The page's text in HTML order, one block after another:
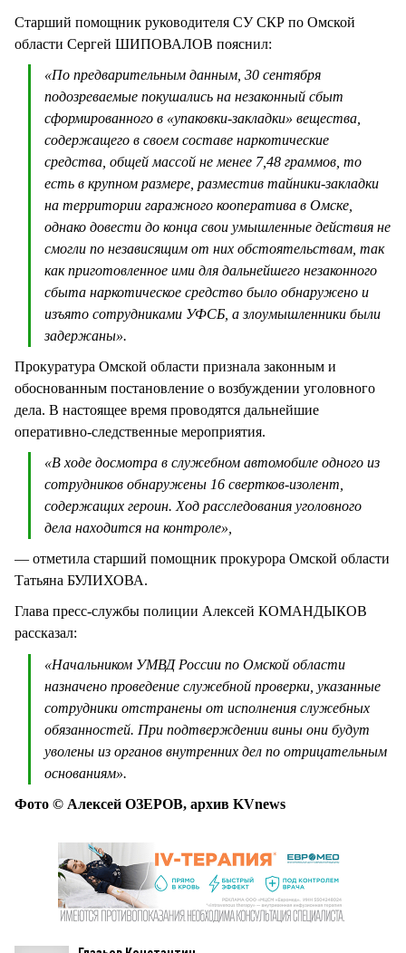
Старший помощник руководителя СУ СКР по Омской
области Сергей ШИПОВАЛОВ пояснил:
«По предварительным данным, 30 сентября
подозреваемые покушались на незаконный сбыт
сформированного в «упаковки-закладки» вещества,
содержащего в своем составе наркотические
средства, общей массой не менее 7,48 граммов, то
есть в крупном размере, разместив тайники-закладки
на территории гаражного кооператива в Омске,
однако довести до конца свои умышленные действия не
смогли по независящим от них обстоятельствам, так
как приготовленное ими для дальнейшего незаконного
сбыта наркотическое средство было обнаружено и
изъято сотрудниками УФСБ, а злоумышленники были
задержаны».
Прокуратура Омской области признала законным и
обоснованным постановление о возбуждении уголовного
дела. В настоящее время проводятся дальнейшие
оперативно-следственные мероприятия.
«В ходе досмотра в служебном автомобиле одного из
сотрудников обнаружены 16 свертков-изолент,
содержащих героин. Ход расследования уголовного
дела находится на контроле»,
— отметила старший помощник прокурора Омской области
Татьяна БУЛИХОВА.
Глава пресс-службы полиции Алексей КОМАНДЫКОВ
рассказал:
«Начальником УМВД России по Омской области
назначено проведение служебной проверки, указанные
сотрудники отстранены от исполнения служебных
обязанностей. При подтверждении вины они будут
уволены из органов внутренних дел по отрицательным
основаниям».
Фото © Алексей ОЗЕРОВ, архив KVnews